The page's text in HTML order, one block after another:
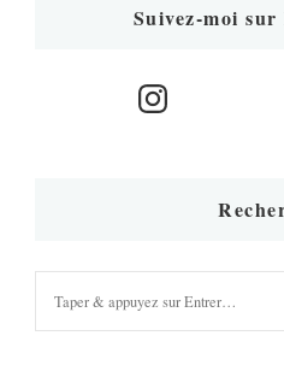
Suivez-moi sur
Instagram